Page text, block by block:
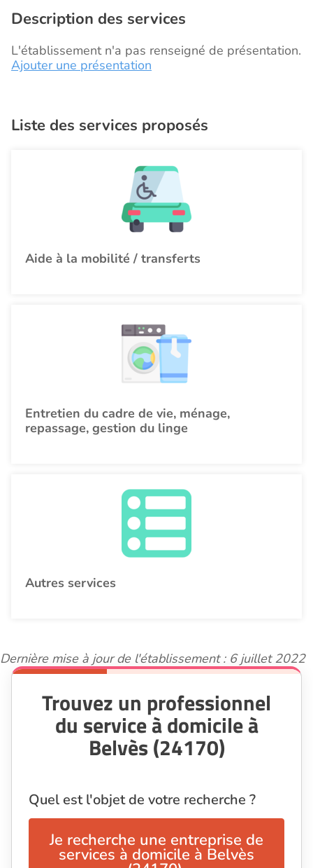
Description des services
L'établissement n'a pas renseigné de présentation.
Ajouter une présentation
Liste des services proposés
Aide à la mobilité / transferts
Entretien du cadre de vie, ménage,
repassage, gestion du linge
Autres services
Dernière mise à jour de l'établissement : 6 juillet 2022
Trouvez un professionnel
du service à domicile à
Belvès (24170)
Quel est l'objet de votre recherche ?
Je recherche une entreprise de
services à domicile à Belvès